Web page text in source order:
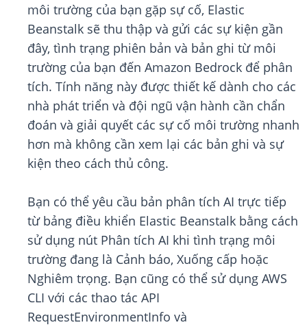
môi trường của bạn gặp sự cố, Elastic
Beanstalk sẽ thu thập và gửi các sự kiện gần
đây, tình trạng phiên bản và bản ghi từ môi
trường của bạn đến Amazon Bedrock để phân
tích. Tính năng này được thiết kế dành cho các
nhà phát triển và đội ngũ vận hành cần chẩn
đoán và giải quyết các sự cố môi trường nhanh
hơn mà không cần xem lại các bản ghi và sự
kiện theo cách thủ công.
Bạn có thể yêu cầu bản phân tích AI trực tiếp
từ bảng điều khiển Elastic Beanstalk bằng cách
sử dụng nút Phân tích AI khi tình trạng môi
trường đang là Cảnh báo, Xuống cấp hoặc
Nghiêm trọng. Bạn cũng có thể sử dụng AWS
CLI với các thao tác API
RequestEnvironmentInfo và